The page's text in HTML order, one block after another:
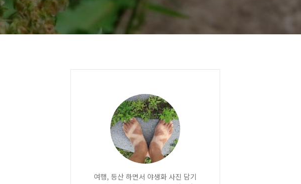
여행, 등산 하면서 야생화 사진 담기